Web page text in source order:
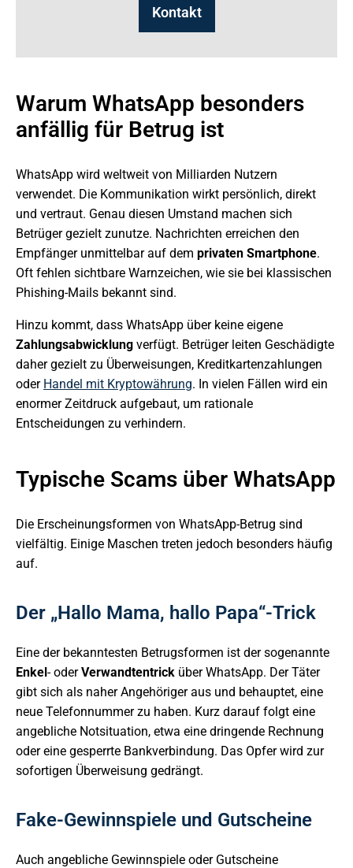
Kontakt
Warum WhatsApp besonders
anfällig für Betrug ist
WhatsApp wird weltweit von Milliarden Nutzern
verwendet. Die Kommunikation wirkt persönlich, direkt
und vertraut. Genau diesen Umstand machen sich
Betrüger gezielt zunutze. Nachrichten erreichen den
Empfänger unmittelbar auf dem privaten Smartphone.
Oft fehlen sichtbare Warnzeichen, wie sie bei klassischen
Phishing-Mails bekannt sind.
Hinzu kommt, dass WhatsApp über keine eigene
Zahlungsabwicklung verfügt. Betrüger leiten Geschädigte
daher gezielt zu Überweisungen, Kreditkartenzahlungen
oder Handel mit Kryptowährung. In vielen Fällen wird ein
enormer Zeitdruck aufgebaut, um rationale
Entscheidungen zu verhindern.
Typische Scams über WhatsApp
Die Erscheinungsformen von WhatsApp-Betrug sind
vielfältig. Einige Maschen treten jedoch besonders häufig
auf.
Der „Hallo Mama, hallo Papa“-Trick
Eine der bekanntesten Betrugsformen ist der sogenannte
Enkel- oderVerwandtentrick über WhatsApp. Der Täter
gibt sich als naher Angehöriger aus und behauptet, eine
neue Telefonnummer zu haben. Kurz darauf folgt eine
angebliche Notsituation, etwa eine dringende Rechnung
oder eine gesperrte Bankverbindung. Das Opfer wird zur
sofortigen Überweisung gedrängt.
Fake-Gewinnspiele und Gutscheine
Auch angebliche Gewinnspiele oder Gutscheine